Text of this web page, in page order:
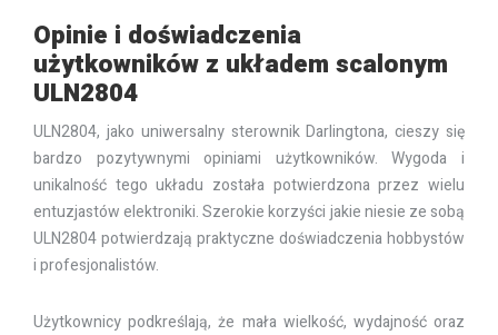
Opinie i doświadczenia
użytkowników z układem scalonym
ULN2804
ULN2804, jako uniwersalny sterownik Darlingtona, cieszy się
bardzo pozytywnymi opiniami użytkowników. Wygoda i
unikalność tego układu została potwierdzona przez wielu
entuzjastów elektroniki. Szerokie korzyści jakie niesie ze sobą
ULN2804 potwierdzają praktyczne doświadczenia hobbystów
i profesjonalistów.
Użytkownicy podkreślają, że mała wielkość, wydajność oraz